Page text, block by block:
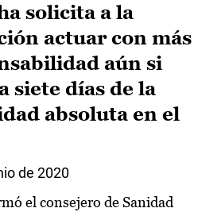
solicita a la
actuar con más
aún si
siete días de la
absoluta en el
de 2020
el consejero de Sanidad